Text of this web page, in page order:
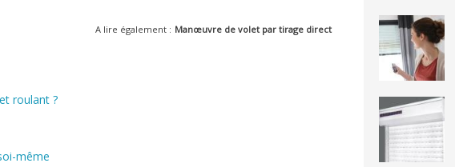
A lire également : Manœuvre de volet par tirage direct
roulant ?
même